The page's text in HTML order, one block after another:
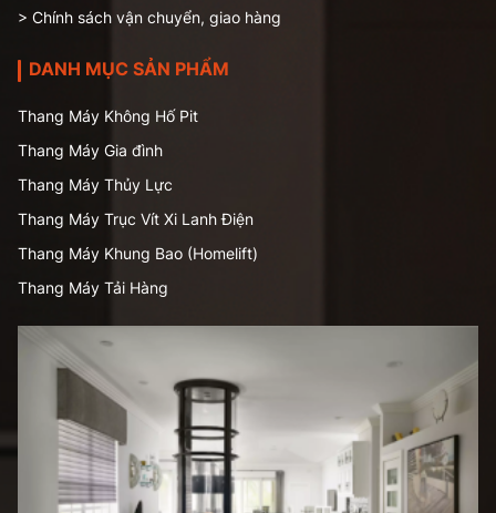
> Chính sách vận chuyển, giao hàng
DANH MỤC SẢN PHẨM
Thang Máy Không Hố Pit
Thang Máy Gia đình
Thang Máy Thủy Lực
Thang Máy Trục Vít Xi Lanh Điện
Thang Máy Khung Bao (Homelift)
Thang Máy Tải Hàng